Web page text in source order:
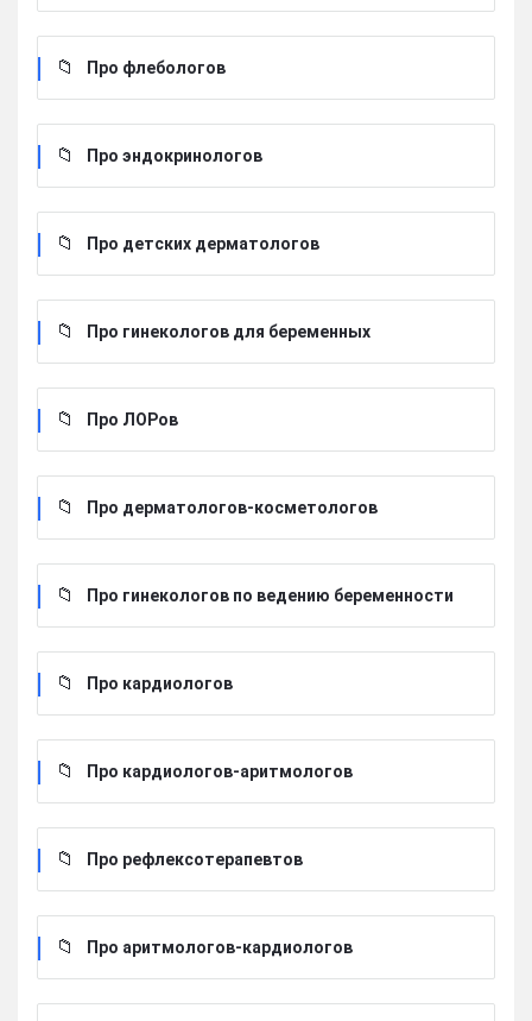
Про флебологов
Про эндокринологов
Про детских дерматологов
Про гинекологов для беременных
Про ЛОРов
Про дерматологов-косметологов
Про гинекологов по ведению беременности
Про кардиологов
Про кардиологов-аритмологов
Про рефлексотерапевтов
Про аритмологов-кардиологов